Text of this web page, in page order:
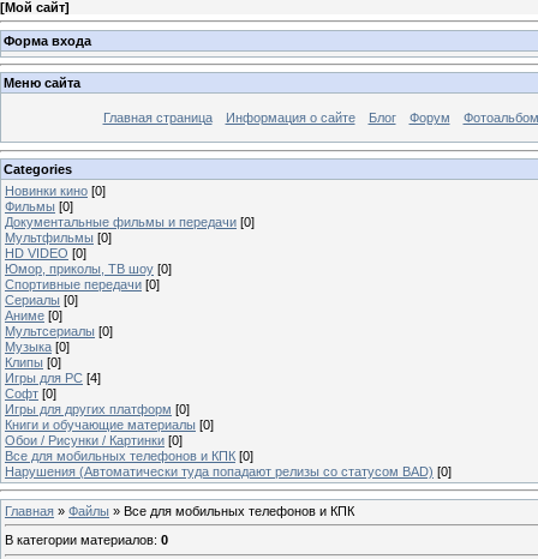
[Мой сайт]
Форма входа
Меню сайта
Главная страница Информация о сайте Блог Форум
Categories
Новинки кино [0]
Фильмы [0]
Документальные фильмы и передачи [0]
Мультфильмы [0]
HD VIDEO [0]
Юмор, приколы, ТВ шоу [0]
Спортивные передачи [0]
Сериалы [0]
Аниме [0]
Мультсериалы [0]
Музыка [0]
Клипы [0]
Игры для PC [4]
Софт [0]
Игры для других платформ [0]
Книги и обучающие материалы [0]
Обои / Рисунки / Картинки [0]
Все для мобильных телефонов и КПК [0]
Нарушения (Автоматически туда попадают релизы со статусом BAD) [0]
Главная » Файлы » Все для мобильных телефонов и КПК
В категории материалов: 0